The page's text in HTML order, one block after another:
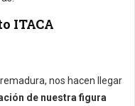
ITACA
nos hacen llegar
de nuestra figura